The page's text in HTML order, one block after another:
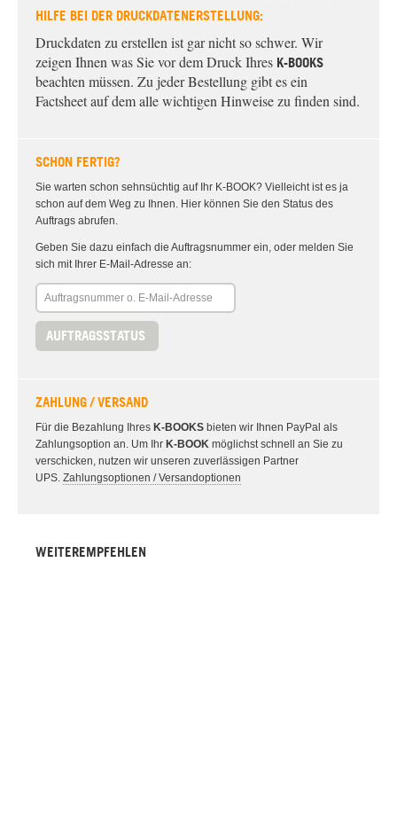
HILFE BEI DER DRUCKDATENERSTELLUNG:
Druckdaten zu erstellen ist gar nicht so schwer. Wir
zeigen Ihnen was Sie vor dem Druck Ihres K-BOOKS
beachten müssen. Zu jeder Bestellung gibt es ein
Factsheet auf dem alle wichtigen Hinweise zu finden sind.
SCHON FERTIG?
Sie warten schon sehnsüchtig auf Ihr K-BOOK? Vielleicht ist es ja
schon auf dem Weg zu Ihnen. Hier können Sie den Status des
Auftrags abrufen.
Geben Sie dazu einfach die Auftragsnummer ein, oder melden Sie
sich mit Ihrer E-Mail-Adresse an:
AUFTRAGSSTATUS
ZAHLUNG / VERSAND
Für die Bezahlung Ihres K-BOOKS bieten wir Ihnen PayPal als
Zahlungsoption an. Um Ihr K-BOOK möglichst schnell an Sie zu
verschicken, nutzen wir unseren zuverlässigen Partner
UPS. Zahlungsoptionen / Versandoptionen
WEITEREMPFEHLEN